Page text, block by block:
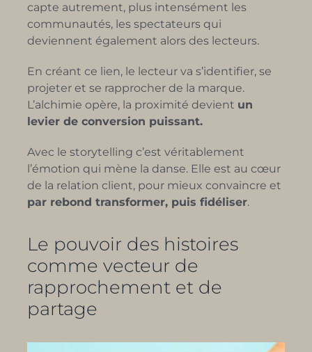
capte autrement, plus intensément les
communautés, les spectateurs qui
deviennent également alors des lecteurs.
En créant ce lien, le lecteur va s’identifier, se
projeter et se rapprocher de la marque.
L’alchimie opère, la proximité devient un
levier de conversion puissant.
Avec le storytelling c’est véritablement
l’émotion qui mène la danse. Elle est au cœur
de la relation client,pour mieux convaincre et
par rebond transformer, puis fidéliser.
Le pouvoir des histoires
comme vecteur de
rapprochement et de
partage